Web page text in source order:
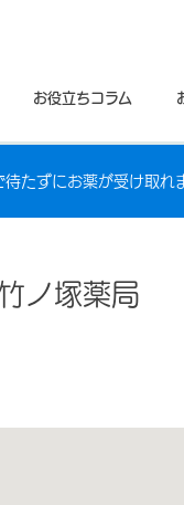
お役立ちコラム
たずにお薬が受け取れま
ノ塚薬局